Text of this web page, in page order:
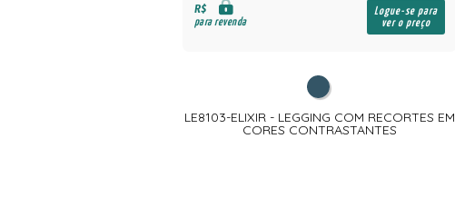
R$
para revenda
Logue-se para
ver o preço
LE8103-ELIXIR - LEGGING COM RECORTES EM
CORES CONTRASTANTES